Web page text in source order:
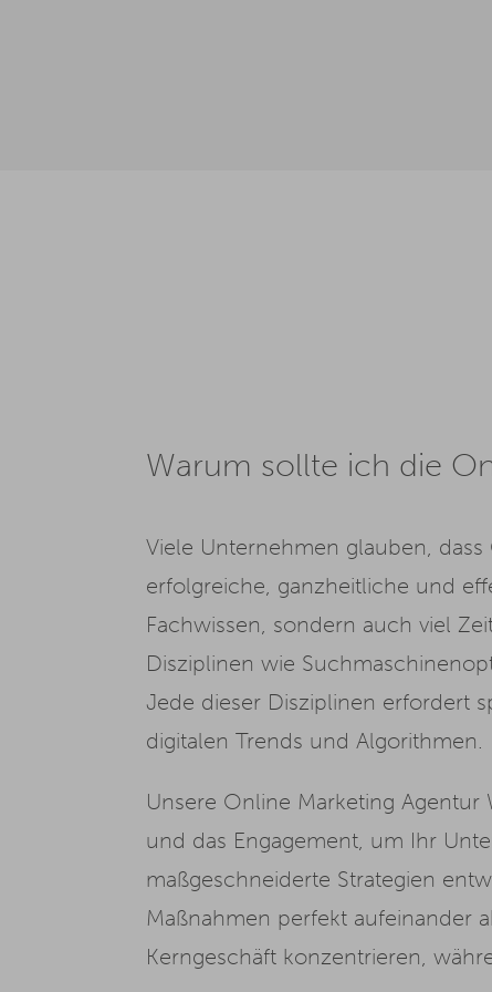
Warum sollte ich die
Viele Unternehmen glauben,
erfolgreiche, ganzheitliche und
Fachwissen, sondern auch viel
Disziplinen wie
Jede dieser Disziplinen erfordert
digitalen Trends und Algorithmen.
Unsere Online Marketing
und das Engagement, um Ihr
maßgeschneiderte Strategien
Maßnahmen perfekt aufeinander
Kerngeschäft konzentrieren,